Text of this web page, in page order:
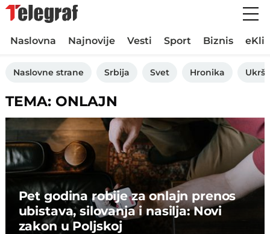
Naslovna Najnovije Vesti Sport Biznis
Naslovne strane Srbija Svet Hronika
TEMA: ONLAJN
Pet godina robije za onlajn prenos
ubistava, silovanja i nasilja: Novi
zakon u Poljskoj